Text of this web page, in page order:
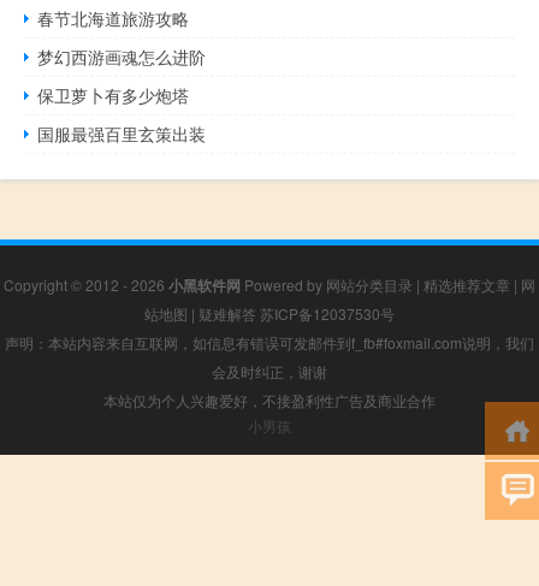
春节北海道旅游攻略
梦幻西游画魂怎么进阶
保卫萝卜有多少炮塔
国服最强百里玄策出装
Copyright © 2012 - 2026 小黑软件网 Powered by 网站分类目录 | 精选推荐文章 | 网
站地图 | 疑难解答 苏ICP备12037530号
声明：本站内容来自互联网，如信息有错误可发邮件到f_fb#foxmail.com说明，我们
会及时纠正，谢谢
本站仅为个人兴趣爱好，不接盈利性广告及商业合作
小男孩